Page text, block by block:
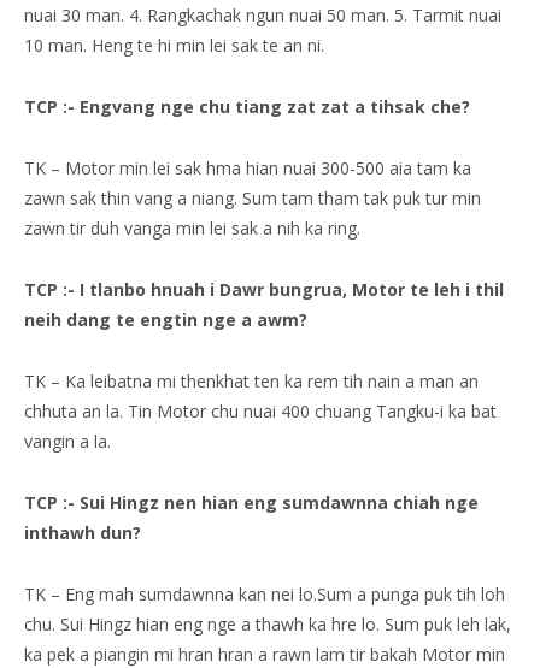
nuai 30 man. 4. Rangkachak ngun nuai 50 man. 5. Tarmit nuai
10 man. Heng te hi min lei sak te an ni.
TCP :- Engvang nge chu tiang zat zat a tihsak che?
TK – Motor min lei sak hma hian nuai 300-500 aia tam ka
zawn sak thin vang a niang. Sum tam tham tak puk tur min
zawn tir duh vanga min lei sak a nih ka ring.
TCP :- I tlanbo hnuah i Dawr bungrua, Motor te leh i thil
neih dang te engtin nge a awm?
TK – Ka leibatna mi thenkhat ten ka rem tih nain a man an
chhuta an la. Tin Motor chu nuai 400 chuang Tangku-i ka bat
vangin a la.
TCP :- Sui Hingz nen hian eng sumdawnna chiah nge
inthawh dun?
TK – Eng mah sumdawnna kan nei lo.Sum a punga puk tih loh
chu. Sui Hingz hian eng nge a thawh ka hre lo. Sum puk leh lak,
ka pek a piangin mi hran hran a rawn lam tir bakah Motor min